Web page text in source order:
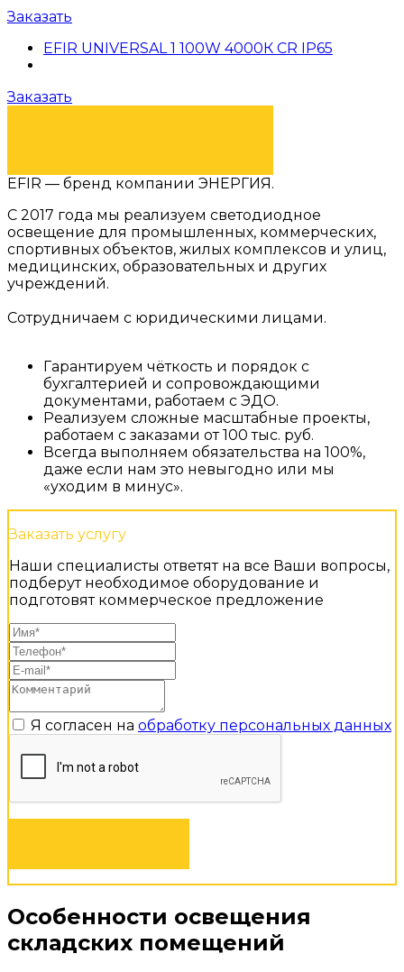
Заказать
EFIR UNIVERSAL 1 100W 4000К CR IP65
Заказать
EFIR — бренд компании ЭНЕРГИЯ.
С 2017 года мы реализуем светодиодное
освещение для промышленных, коммерческих,
спортивных объектов, жилых комплексов и улиц,
медицинских, образовательных и других
учреждений.
Сотрудничаем с юридическими лицами.
Гарантируем чёткость и порядок с
бухгалтерией и сопровождающими
документами, работаем с ЭДО.
Реализуем сложные масштабные проекты,
работаем с заказами от 100 тыс. руб.
Всегда выполняем обязательства на 100%,
даже если нам это невыгодно или мы
«уходим в минус».
Заказать услугу
Наши специалисты ответят на все Ваши вопросы,
подберут необходимое оборудование и
подготовят коммерческое предложение
Я согласен на обработку персональных данных
Особенности освещения
складских помещений